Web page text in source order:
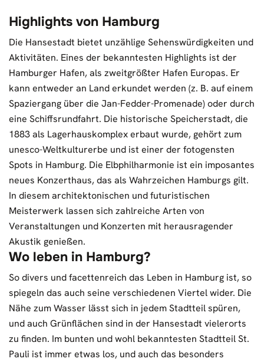
Highlights von Hamburg
Die Hansestadt bietet unzählige Sehenswürdigkeiten und
Aktivitäten. Eines der bekanntesten Highlights ist der
Hamburger Hafen, als zweitgrößter Hafen Europas. Er
kann entweder an Land erkundet werden (z. B. auf einem
Spaziergang über die Jan-Fedder-Promenade) oder durch
eine Schiffsrundfahrt. Die historische Speicherstadt, die
1883 als Lagerhauskomplex erbaut wurde, gehört zum
unesco-Weltkulturerbe und ist einer der fotogensten
Spots in Hamburg. Die Elbphilharmonie ist ein imposantes
neues Konzerthaus, das als Wahrzeichen Hamburgs gilt.
In diesem architektonischen und futuristischen
Meisterwerk lassen sich zahlreiche Arten von
Veranstaltungen und Konzerten mit herausragender
Akustik genießen.
Wo leben in Hamburg?
So divers und facettenreich das Leben in Hamburg ist, so
spiegeln das auch seine verschiedenen Viertel wider. Die
Nähe zum Wasser lässt sich in jedem Stadtteil spüren,
und auch Grünflächen sind in der Hansestadt vielerorts
zu finden. Im bunten und wohl bekanntesten Stadtteil St.
Pauli ist immer etwas los, und auch das besonders